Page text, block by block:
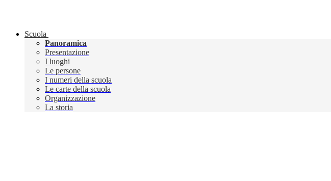
Scuola
Panoramica
Presentazione
I luoghi
Le persone
I numeri della scuola
Le carte della scuola
Organizzazione
La storia